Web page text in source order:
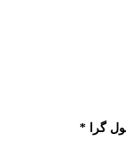
گرا *